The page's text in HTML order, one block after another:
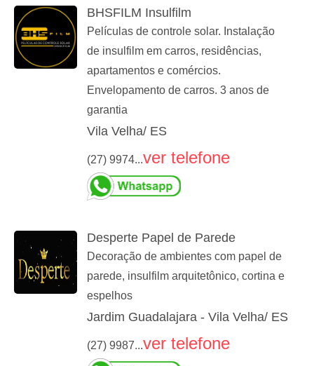
BHSFILM Insulfilm
Películas de controle solar. Instalação
de insulfilm em carros, residências,
apartamentos e comércios.
Envelopamento de carros. 3 anos de
garantia
Vila Velha/ ES
(27) 9974...ver telefone
Desperte Papel de Parede
Decoração de ambientes com papel de
parede, insulfilm arquitetônico, cortina e
espelhos
Jardim Guadalajara - Vila Velha/ ES
(27) 9987...ver telefone